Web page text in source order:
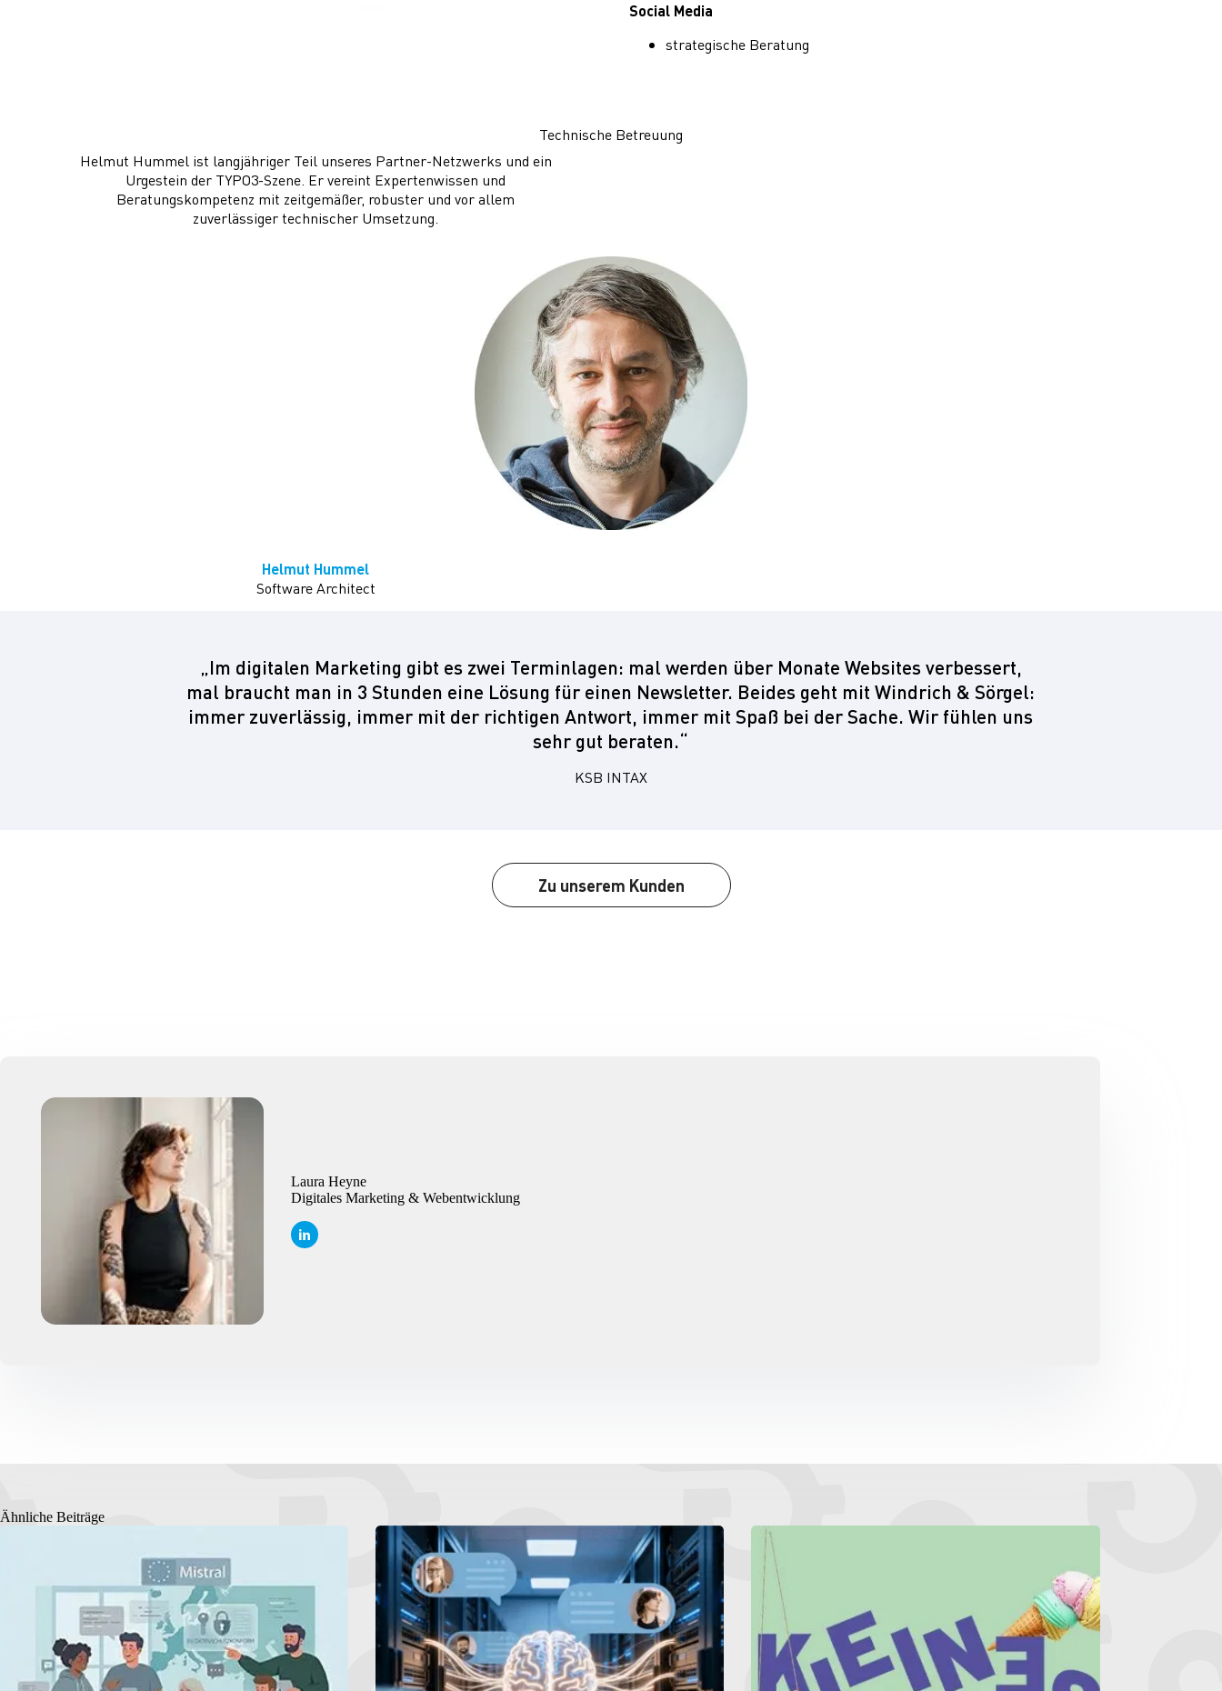
Social Media
strategische Beratung
Technische Betreuung
Helmut Hummel ist langjähriger Teil unseres Partner-Netzwerks und ein
Urgestein der TYPO3-Szene. Er vereint Expertenwissen und
Beratungskompetenz mit zeitgemäßer, robuster und vor allem
zuverlässiger technischer Umsetzung.
Helmut Hummel
Software Architect
„Im digitalen Marketing gibt es zwei Terminlagen: mal werden über Monate Websites verbessert,
mal braucht man in 3 Stunden eine Lösung für einen Newsletter. Beides geht mit Windrich & Sörgel:
immer zuverlässig, immer mit der richtigen Antwort, immer mit Spaß bei der Sache. Wir fühlen uns
sehr gut beraten.“
KSB INTAX
Zu unserem Kunden
Laura Heyne
Digitales Marketing & Webentwicklung
Ähnliche Beiträge